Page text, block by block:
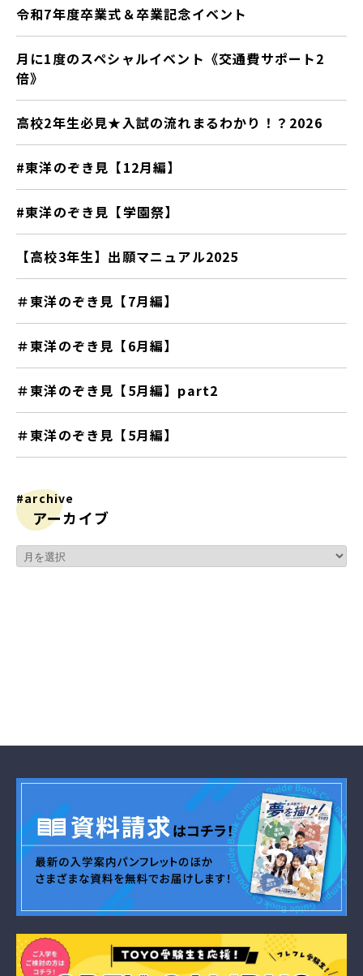
令和7年度卒業式＆卒業記念イベント
月に1度のスペシャルイベント《交通費サポート2
倍》
高校2年生必見★入試の流れまるわかり！？2026
#東洋のぞき見【12月編】
#東洋のぞき見【学園祭】
【高校3年生】出願マニュアル2025
＃東洋のぞき見【7月編】
＃東洋のぞき見【6月編】
＃東洋のぞき見【5月編】part2
＃東洋のぞき見【5月編】
#archive
アーカイブ